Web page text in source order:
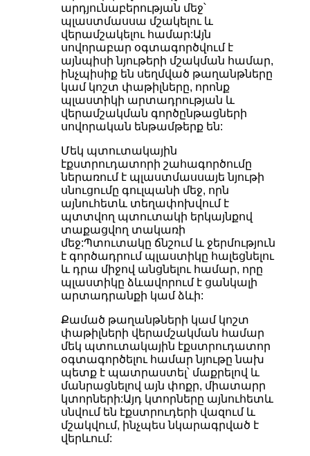
արդյունաբերության մեջ՝
պլաստմասսա մշակելու և
վերամշակելու համար:Այն
սովորաբար օգտագործվում է
այնպիսի նյութերի մշակման համար,
ինչպիսիք են սեղմված թաղանթները
կամ կոշտ փաթիլները, որոնք
պլաստիկի արտադրության և
վերամշակման գործընթացների
սովորական ենթամթերք են:
Մեկ պտուտակային
էքստրուդատորի շահագործումը
ներառում է պլաստմասսայե նյութի
սնուցումը գուլպանի մեջ, որն
այնուհետև տեղափոխվում է
պտտվող պտուտակի երկայնքով
տաքացվող տակառի
մեջ:Պտուտակը ճնշում և ջերմություն
է գործադրում պլաստիկը հալեցնելու
և դրա միջով անցնելու համար, որը
պլաստիկը ձևավորում է ցանկալի
արտադրանքի կամ ձևի:
Քամած թաղանթների կամ կոշտ
փաթիլների վերամշակման համար
մեկ պտուտակային էքստրուդատոր
օգտագործելու համար նյութը նախ
պետք է պատրաստել՝ մաքրելով և
մանրացնելով այն փոքր, միատարր
կտորների:Այդ կտորները այնուհետև
սնվում են էքստրուդերի վազում և
մշակվում, ինչպես նկարագրված է
վերևում: